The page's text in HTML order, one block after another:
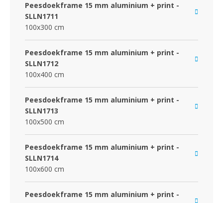
Peesdoekframe 15 mm aluminium + print -
SLLN1711
100x300 cm
Peesdoekframe 15 mm aluminium + print -
SLLN1712
100x400 cm
Peesdoekframe 15 mm aluminium + print -
SLLN1713
100x500 cm
Peesdoekframe 15 mm aluminium + print -
SLLN1714
100x600 cm
Peesdoekframe 15 mm aluminium + print -